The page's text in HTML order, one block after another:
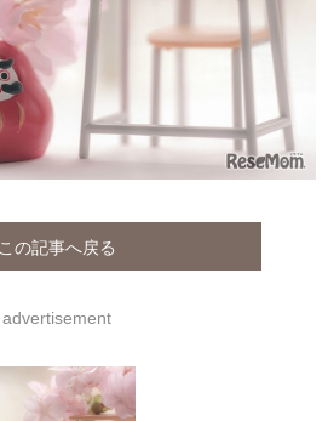
この記事へ戻る
advertisement